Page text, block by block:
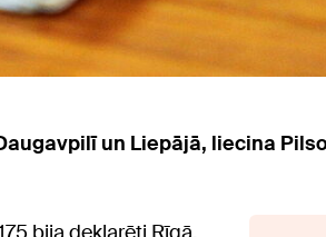
un Liepājā, liecina